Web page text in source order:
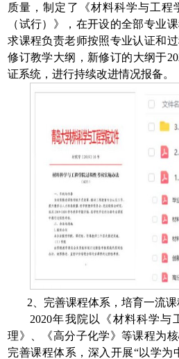
质量，制定了《材料科学与工程
（试行）》，在开设的全部专业
求课程负责老师按照专业认证和
修订教学大纲，新修订的大纲于
证系统，进行持续改进情况报备。
2 、完善课程体系，培育一流
2020年我院以《材料科学与
理》、《高分子化学》等课程为
完善课程体系，深入开展“以学为